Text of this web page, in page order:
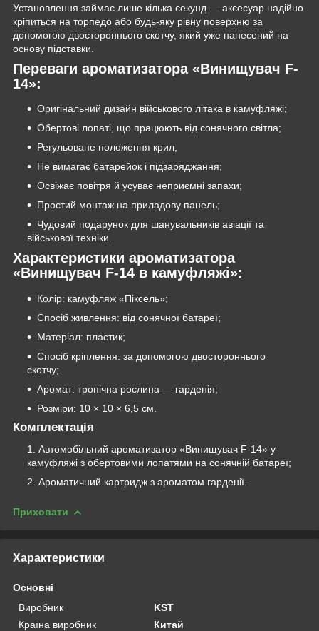
Установлення займає лише кілька секунд — аксесуар надійно
кріпиться на торпедо або будь-яку рівну поверхню за
допомогою двостороннього скотчу, який уже нанесений на
основу підставки.
Переваги ароматизатора «Винищувач F-
14»:
Оригінальний дизайн військового літака в камуфляжі;
Обертові лопаті, що працюють від сонячного світла;
Регульоване положення крил;
Не вимагає батарейок і підзаряджання;
Освіжає повітря й усуває неприємні запахи;
Простий монтаж на приладову панель;
Чудовий подарунок для шанувальників авіації та
військової техніки.
Характеристики ароматизатора
«Винищувач F-14 в камуфляжі»:
Колір: камуфляж «Піксель»;
Спосіб живлення: від сонячної батареї;
Матеріал: пластик;
Спосіб кріплення: за допомогою двостороннього
скотчу;
Аромат: тропічна рослина — гарденія;
Розміри: 10 × 10 × 6,5 см.
Комплектація
Автомобільний ароматизатор «Винищувач F-14» у
камуфляжі з обертовими лопатями на сонячній батареї;
Ароматичний картридж з ароматом гарденії.
Приховати
Характеристики
Основні
Виробник
KST
Країна виробник
Китай